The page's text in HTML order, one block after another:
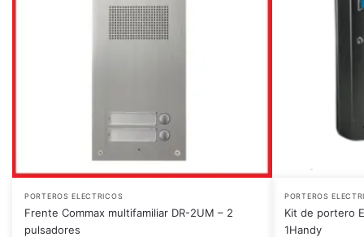
PORTEROS ELECTRICOS
Frente Commax multifamiliar DR-2UM – 2
pulsadores
PORTEROS
Kit de portero
1Handy